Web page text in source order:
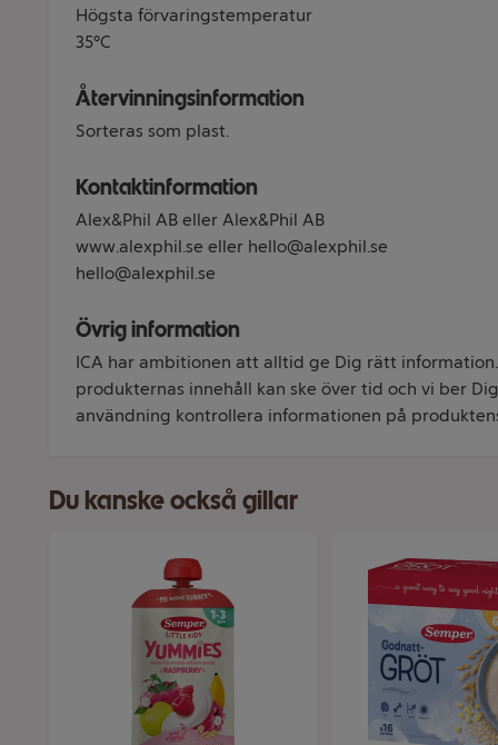
Högsta förvaringstemperatur
35°C
Återvinningsinformation
Sorteras som plast.
Kontaktinformation
Alex&Phil AB eller Alex&Phil AB
www.alexphil.se eller hello@alexphil.se
hello@alexphil.se
Övrig information
ICA har ambitionen att alltid ge Dig rätt
produkternas innehåll kan ske över tid och vi ber
användning kontrollera informationen på
Du kanske också gillar